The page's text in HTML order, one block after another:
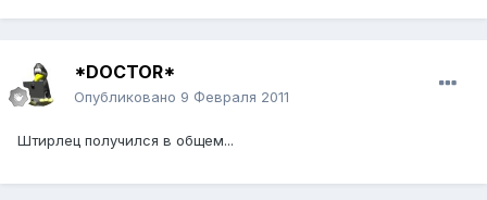
*DOCTOR*
Опубликовано 9 Февраля 2011
Штирлец получился в общем...